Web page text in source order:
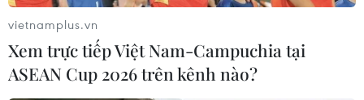
vietnamplus.vn
Xem trực tiếp Việt Nam-Campuchia tại
ASEAN Cup 2026 trên kênh nào?